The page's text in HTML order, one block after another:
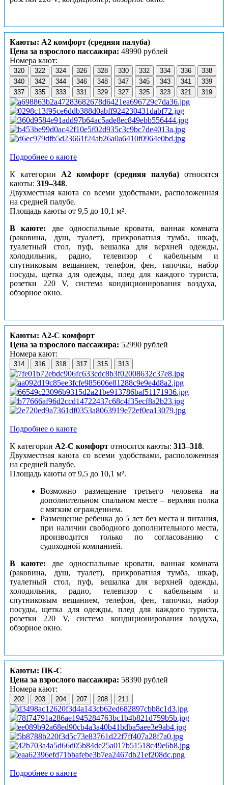
Каюты: А2 комфорт (средняя палуба)
Цена за взрослого пассажира: 48990 рублей
Номера кают:
320 322 324 326 328 330 332 334 336
338
340
342 344 346 348 347 345 343 341
339
337
335 333 331 329 327 325 323 321 319
Подробнее о каюте
К категории А2 комфорт (средняя палуба) относятся
каюты: 319–348.
Двухместная каюта со всеми удобствами, расположенная
на средней палубе.
Площадь каюты от 9,5 до 10,1 м².
В каюте: две односпальные кровати, ванная комната
(раковина, душ, туалет), прикроватная тумба, шкаф,
туалетный стол, пуф, вешалка для верхней одежды,
холодильник, радио, телевизор с кабельным и
спутниковым вещанием, телефон, фен, тапочки, набор
посуды, щетка для одежды, плед для каждого туриста,
розетки 220 V, система кондиционирования воздуха,
обзорное окно.
Каюты: А2-С комфорт
Цена за взрослого пассажира: 52990 рублей
Номера кают:
314 316 318 317 315 313
Подробнее о каюте
К категории А2-С комфорт относятся каюты: 313–318.
Двухместная каюта со всеми удобствами, расположенная
на средней палубе.
Площадь каюты от 9,5 до 10,1 м².
Возможно размещение третьего человека на
дополнительном спальном месте – верхняя полка
с мягким ограждением.
Размещение ребенка до 5 лет без места и питания,
при наличии свободного дополнительного места,
производится только по согласованию с
судоходной компанией.
В каюте: две односпальные кровати, ванная комната
(раковина, душ, туалет), прикроватная тумба, шкаф,
туалетный стол, пуф, вешалка для верхней одежды,
холодильник, радио, телевизор с кабельным и
спутниковым вещанием, телефон, фен, тапочки, набор
посуды, щетка для одежды, плед для каждого туриста,
розетки 220 V, система кондиционирования воздуха,
обзорное окно.
Каюты: ПК-С
Цена за взрослого пассажира: 58390 рублей
Номера кают:
202 203 204 207 208 211
Подробнее о каюте